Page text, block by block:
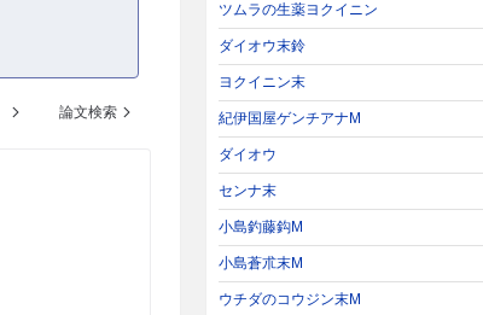
論文検索
ツムラの生薬ヨクイニン
ダイオウ末鈴
ヨクイニン末
紀伊国屋ゲンチアナM
ダイオウ
センナ末
小島釣藤鈎M
小島蒼朮末M
ウチダのコウジン末M